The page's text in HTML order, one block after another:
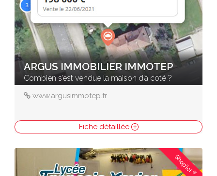
ARGUS IMMOBILIER IMMOTEP
Combien s’est vendue la maison d’à coté ?
www.argusimmotep.fr
Fiche détaillée
Shop'ici®